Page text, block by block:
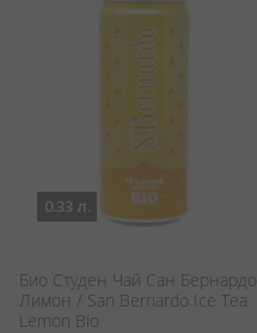
0.33 л.
Био Студен Чай Сан Бернардо
Лимон / San Bernardo Ice Tea
Lemon Bio